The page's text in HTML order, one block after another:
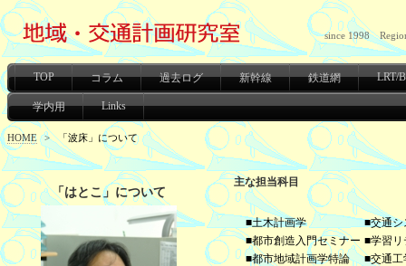
since 1998
TOP コラム 過去ログ 新幹線 鉄道網 LRT/
学内用 Links
HOME > 「波床」について
主な担当科目
■土木計画学
■交通シ
■都市創造入門セミナー ■学習リ
■都市地域計画学特論
■交通工
「はとこ」について